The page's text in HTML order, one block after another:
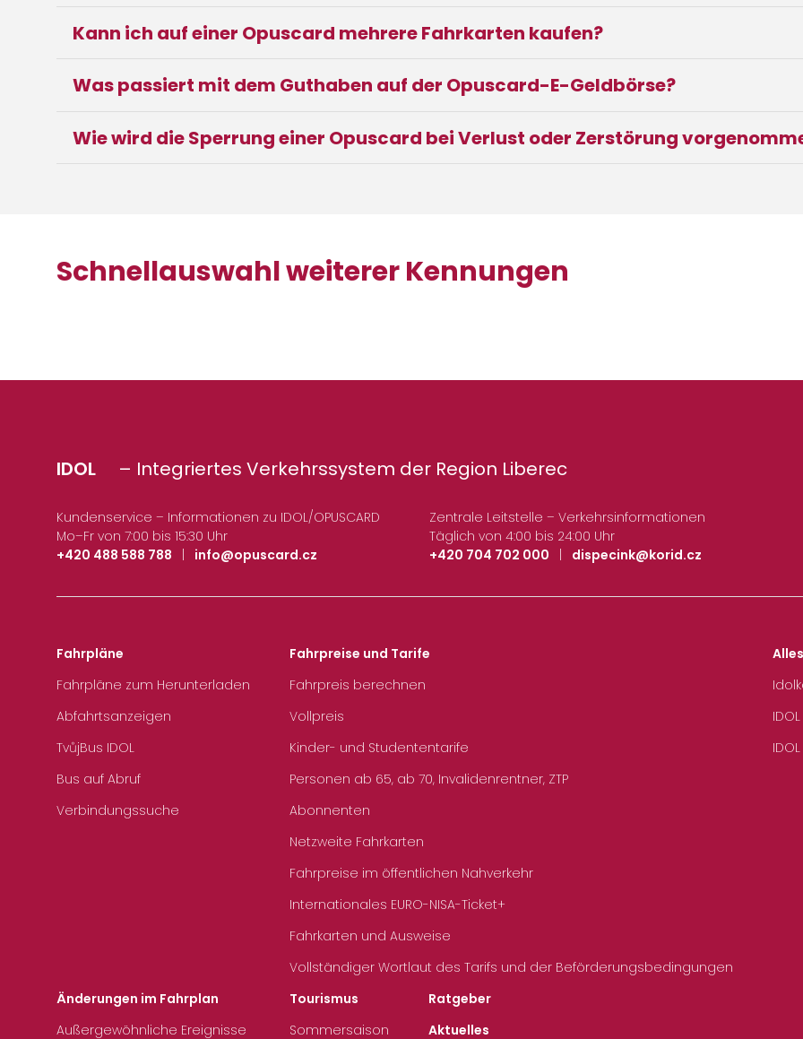
Kann ich auf einer Opuscard mehrere Fahrkarten kaufen?
Was passiert mit dem Guthaben auf der Opuscard-E-Geldbörse?
Wie wird die Sperrung einer Opuscard bei Verlust oder Zerstörung
Schnellauswahl weiterer Kennungen
IDOL – Integriertes Verkehrssystem der Region Liberec
Kundenservice – Informationen zu IDOL/OPUSCARD
Mo–Fr von 7:00 bis 15:30 Uhr
+420 488 588 788
info@opuscard.cz
Zentrale Leitstelle – Verkehrsinformationen
Täglich von 4:00 bis 24:00 Uhr
+420 704 702 000
dispecink@korid.cz
Fahrpläne
Fahrpläne zum Herunterladen
Abfahrtsanzeigen
TvůjBus IDOL
Bus auf Abruf
Verbindungssuche
Fahrpreise und Tarife
Fahrpreis berechnen
Vollpreis
Kinder- und Studententarife
Personen ab 65, ab 70, Invalidenrentner, ZTP
Abonnenten
Netzweite Fahrkarten
Fahrpreise im öffentlichen Nahverkehr
Internationales EURO-NISA-Ticket+
Fahrkarten und Ausweise
Vollständiger Wortlaut des Tarifs und der Beförderungsbedingungen
Änderungen im Fahrplan
Außergewöhnliche Ereignisse
Tourismus
Sommersaison
Ratgeber
Aktuelles